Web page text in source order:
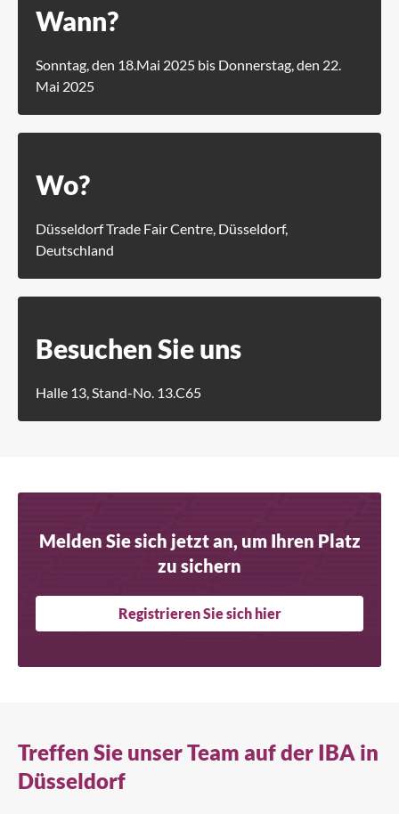
Wann?
Sonntag, den 18.Mai 2025 bis Donnerstag, den 22.
Mai 2025
Wo?
Düsseldorf Trade Fair Centre, Düsseldorf,
Deutschland
Besuchen Sie uns
Halle 13, Stand-No. 13.C65
Melden Sie sich jetzt an, um Ihren Platz
zu sichern
Registrieren Sie sich hier
Treffen Sie unser Team auf der IBA in
Düsseldorf